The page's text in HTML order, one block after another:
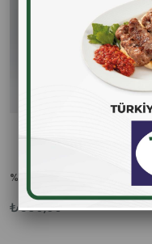
%100 Süzme Çam Balı
₺350,00